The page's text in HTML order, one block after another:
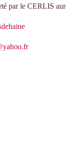
par le CERLIS